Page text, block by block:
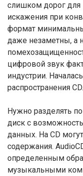
слишком дорог для
искажения при
формат
даже незаметны, а
цифровой звук
индустрии.
распространения CD.
Нужно разделять
диск с
данных. На CD
содержания.
определенным
музыкальными